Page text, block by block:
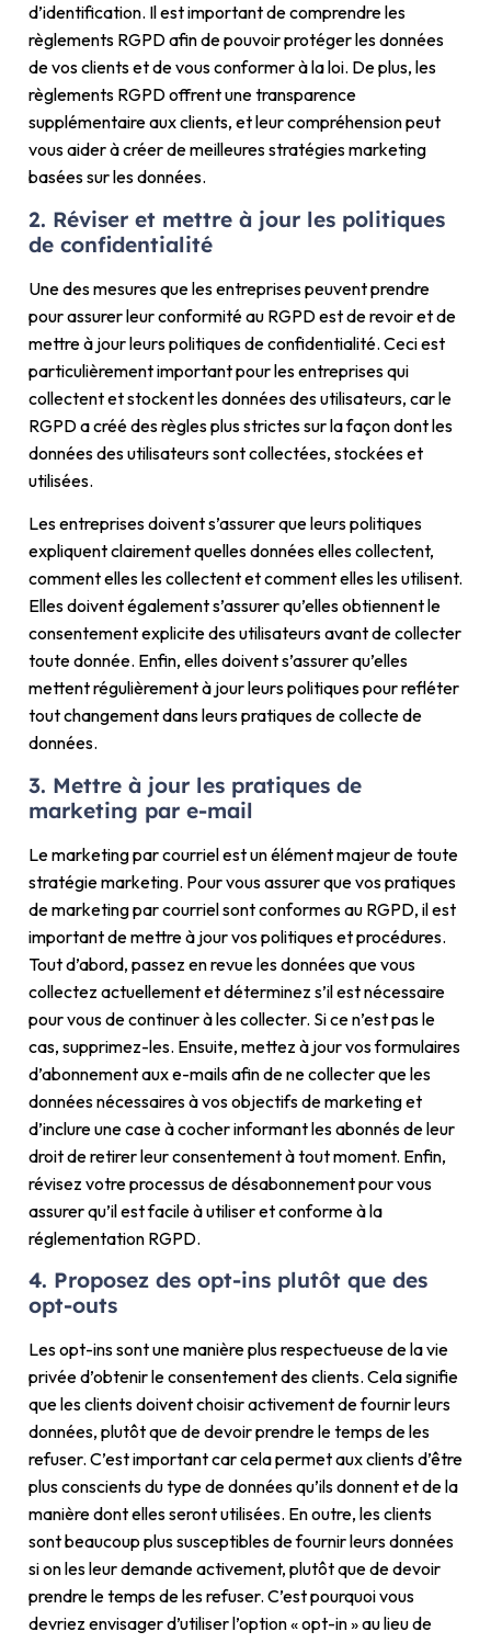
d’identification. Il est important de comprendre les
règlements RGPD afin de pouvoir protéger les données
de vos clients et de vous conformer à la loi. De plus, les
règlements RGPD offrent une transparence
supplémentaire aux clients, et leur compréhension peut
vous aider à créer de meilleures stratégies marketing
basées sur les données.
2. Réviser et mettre à jour les politiques
de confidentialité
Une des mesures que les entreprises peuvent prendre
pour assurer leur conformité au RGPD est de revoir et de
mettre à jour leurs politiques de confidentialité. Ceci est
particulièrement important pour les entreprises qui
collectent et stockent les données des utilisateurs, car le
RGPD a créé des règles plus strictes sur la façon dont les
données des utilisateurs sont collectées, stockées et
utilisées.
Les entreprises doivent s’assurer que leurs politiques
expliquent clairement quelles données elles collectent,
comment elles les collectent et comment elles les utilisent.
Elles doivent également s’assurer qu’elles obtiennent le
consentement explicite des utilisateurs avant de collecter
toute donnée. Enfin, elles doivent s’assurer qu’elles
mettent régulièrement à jour leurs politiques pour refléter
tout changement dans leurs pratiques de collecte de
données.
3. Mettre à jour les pratiques de
marketing par e-mail
Le marketing par courriel est un élément majeur de toute
stratégie marketing. Pour vous assurer que vos pratiques
de marketing par courriel sont conformes au RGPD, il est
important de mettre à jour vos politiques et procédures.
Tout d’abord, passez en revue les données que vous
collectez actuellement et déterminez s’il est nécessaire
pour vous de continuer à les collecter. Si ce n’est pas le
cas, supprimez-les. Ensuite, mettez à jour vos formulaires
d’abonnement aux e-mails afin de ne collecter que les
données nécessaires à vos objectifs de marketing et
d’inclure une case à cocher informant les abonnés de leur
droit de retirer leur consentement à tout moment. Enfin,
révisez votre processus de désabonnement pour vous
assurer qu’il est facile à utiliser et conforme à la
réglementation RGPD.
4. Proposez des opt-ins plutôt que des
opt-outs
Les opt-ins sont une manière plus respectueuse de la vie
privée d’obtenir le consentement des clients. Cela signifie
que les clients doivent choisir activement de fournir leurs
données, plutôt que de devoir prendre le temps de les
refuser. C’est important car cela permet aux clients d’être
plus conscients du type de données qu’ils donnent et de la
manière dont elles seront utilisées. En outre, les clients
sont beaucoup plus susceptibles de fournir leurs données
si on les leur demande activement, plutôt que de devoir
prendre le temps de les refuser. C’est pourquoi vous
devriez envisager d’utiliser l’option « opt-in » au lieu de